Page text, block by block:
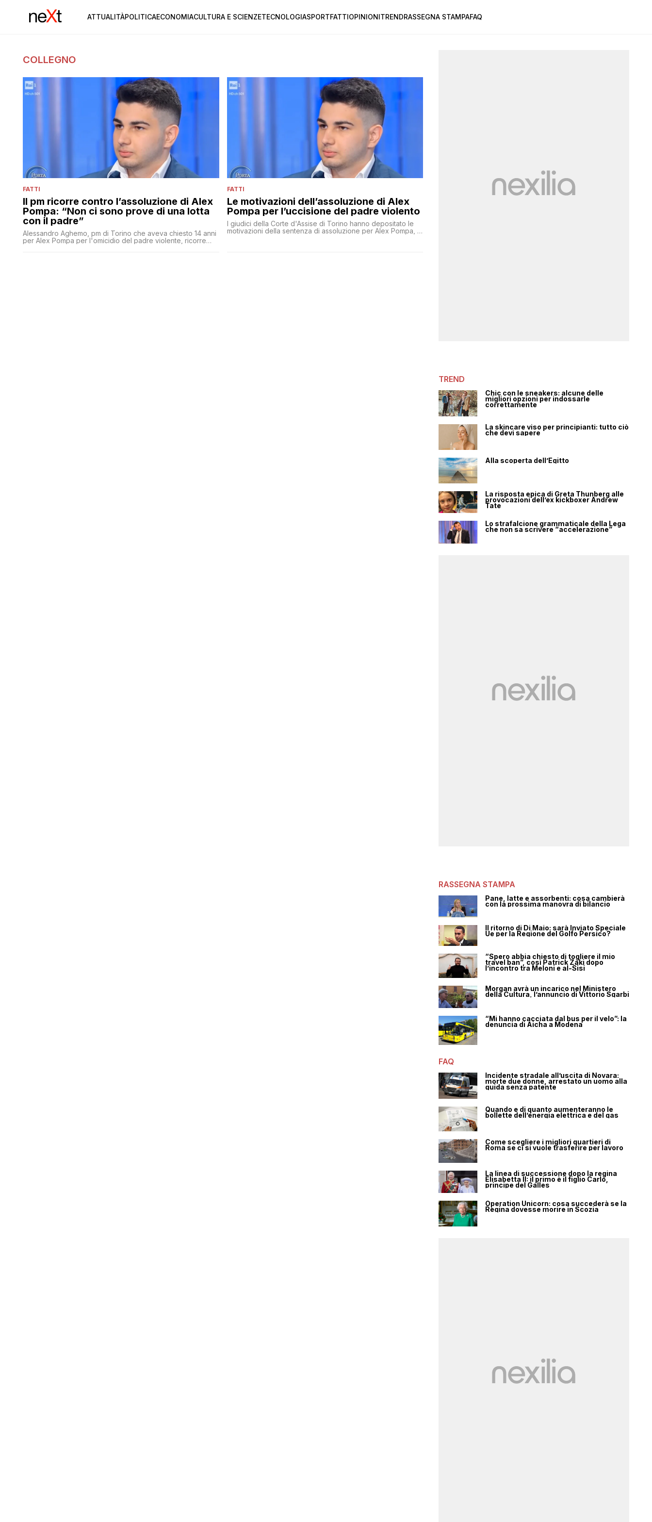
ATTUALITÀPOLITICAECONOMIACULTURA E SCIENZETECNOLOGIASPORTFATTIOPINIONITRENDRASSEGNA STAMPAFAQ
COLLEGNO
FATTI
Il pm ricorre contro l’assoluzione di Alex
Pompa: “Non ci sono prove di una lotta
con il padre”
Alessandro Aghemo, pm di Torino che aveva chiesto 14 anni
per Alex Pompa per l'omicidio del padre violente, ricorre
FATTI
Le motivazioni dell’assoluzione di Alex
Pompa per l’uccisione del padre violento
I giudici della Corte d'Assise di Torino hanno depositato le
motivazioni della sentenza di assoluzione per Alex Pompa, il
TREND
Chic con le sneakers: alcune delle
migliori opzioni per indossarle
correttamente
La skincare viso per principianti: tutto ciò
che devi sapere
Alla scoperta dell’Egitto
La risposta epica di Greta Thunberg alle
provocazioni dell’ex kickboxer Andrew
Tate
Lo strafalcione grammaticale della Lega
che non sa scrivere “accelerazione”
RASSEGNA STAMPA
Pane, latte e assorbenti: cosa cambierà
con la prossima manovra di bilancio
Il ritorno di Di Maio: sarà Inviato Speciale
Ue per la Regione del Golfo Persico?
“Spero abbia chiesto di togliere il mio
travel ban”, così Patrick Zaki dopo
l’incontro tra Meloni e al-Sisi
Morgan avrà un incarico nel Ministero
della Cultura, l’annuncio di Vittorio Sgarbi
“Mi hanno cacciata dal bus per il velo”: la
denuncia di Aicha a Modena
FAQ
Incidente stradale all’uscita di Novara:
morte due donne, arrestato un uomo alla
guida senza patente
Quando e di quanto aumenteranno le
bollette dell’energia elettrica e del gas
Come scegliere i migliori quartieri di
Roma se ci si vuole trasferire per lavoro
La linea di successione dopo la regina
Elisabetta II: il primo è il figlio Carlo,
principe del Galles
Operation Unicorn: cosa succederà se la
Regina dovesse morire in Scozia